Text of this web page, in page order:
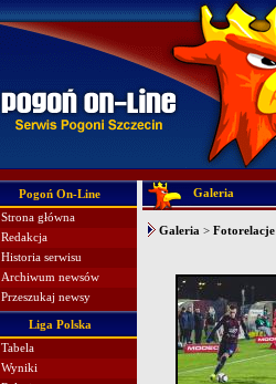
Pogoń On-Line
Strona główna
Redakcja
Historia serwisu
Archiwum newsów
Przeszukaj newsy
Liga Polska
Tabela
Wyniki
Galeria
Galeria > Fotorelacje